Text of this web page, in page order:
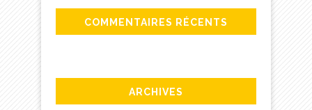
COMMENTAIRES RÉCENTS
ARCHIVES